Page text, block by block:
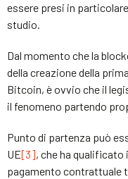
essere presi in
studio.
Dal momento che la
della creazione della
Bitcoin, è ovvio che il
il fenomeno partendo
Punto di partenza può
UE[3], che ha
pagamento contrattuale